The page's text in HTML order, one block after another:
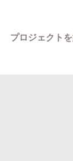
プロジェクト